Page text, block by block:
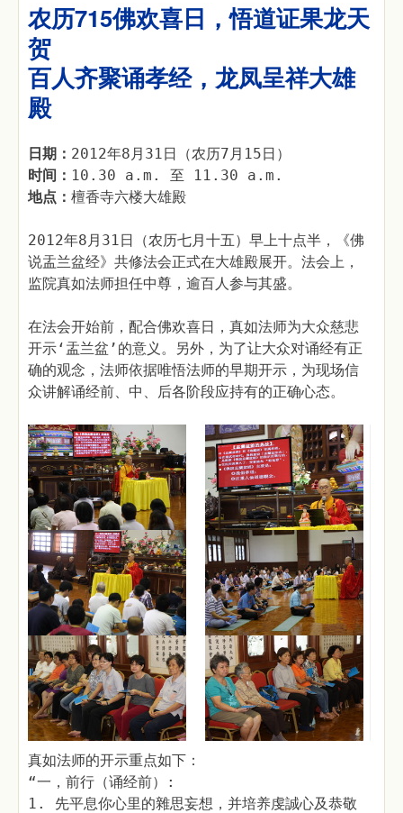
农历715佛欢喜日，悟道证果龙天
贺
百人齐聚诵孝经，龙凤呈祥大雄
殿
日期： 2012年8月31日（农历7月15日）
时间： 10.30 a.m. 至 11.30 a.m.
地点： 檀香寺六楼大雄殿
2012年8月31日（农历七月十五）早上十点半，《佛
说盂兰盆经》共修法会正式在大雄殿展开。法会上，
监院真如法师担任中尊，逾百人参与其盛。
在法会开始前，配合佛欢喜日，真如法师为大众慈悲
开示‘盂兰盆’的意义。另外，为了让大众对诵经有正
确的观念，法师依据唯悟法师的早期开示，为现场信
众讲解诵经前、中、后各阶段应持有的正确心态。
真如法师的开示重点如下：
“一，前行（诵经前）:
1. 先平息你心里的雜思妄想，并培养虔誠心及恭敬